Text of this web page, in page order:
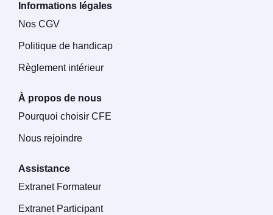
Informations légales
Nos CGV
Politique de handicap
Règlement intérieur
À propos de nous
Pourquoi choisir CFE
Nous rejoindre
Assistance
Extranet Formateur
Extranet Participant